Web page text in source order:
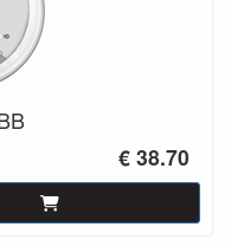
€ 38.70